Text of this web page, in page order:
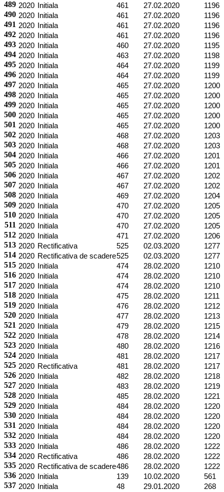
489 2020 Initiala 461 27.02.2020 1196
490 2020 Initiala 461 27.02.2020 1196
491 2020 Initiala 461 27.02.2020 1196
492 2020 Initiala 461 27.02.2020 1196
493 2020 Initiala 460 27.02.2020 1195
494 2020 Initiala 463 27.02.2020 1198
495 2020 Initiala 464 27.02.2020 1199
496 2020 Initiala 464 27.02.2020 1199
497 2020 Initiala 465 27.02.2020 1200
498 2020 Initiala 465 27.02.2020 1200
499 2020 Initiala 465 27.02.2020 1200
500 2020 Initiala 465 27.02.2020 1200
501 2020 Initiala 465 27.02.2020 1200
502 2020 Initiala 468 27.02.2020 1203
503 2020 Initiala 468 27.02.2020 1203
504 2020 Initiala 466 27.02.2020 1201
505 2020 Initiala 466 27.02.2020 1201
506 2020 Initiala 467 27.02.2020 1202
507 2020 Initiala 467 27.02.2020 1202
508 2020 Initiala 469 27.02.2020 1204
509 2020 Initiala 470 27.02.2020 1205
510 2020 Initiala 470 27.02.2020 1205
511 2020 Initiala 470 27.02.2020 1205
512 2020 Initiala 471 27.02.2020 1206
513 2020 Rectificativa 525 02.03.2020 1277
514 2020 Rectificativa de scadere525 02.03.2020 1277
515 2020 Initiala 474 28.02.2020 1210
516 2020 Initiala 474 28.02.2020 1210
517 2020 Initiala 474 28.02.2020 1210
518 2020 Initiala 475 28.02.2020 1211
519 2020 Initiala 476 28.02.2020 1212
520 2020 Initiala 477 28.02.2020 1213
521 2020 Initiala 479 28.02.2020 1215
522 2020 Initiala 478 28.02.2020 1214
523 2020 Initiala 480 28.02.2020 1216
524 2020 Initiala 481 28.02.2020 1217
525 2020 Rectificativa 481 28.02.2020 1217
526 2020 Initiala 482 28.02.2020 1218
527 2020 Initiala 483 28.02.2020 1219
528 2020 Initiala 485 28.02.2020 1221
529 2020 Initiala 484 28.02.2020 1220
530 2020 Initiala 484 28.02.2020 1220
531 2020 Initiala 484 28.02.2020 1220
532 2020 Initiala 484 28.02.2020 1220
533 2020 Initiala 486 28.02.2020 1222
534 2020 Rectificativa 486 28.02.2020 1222
535 2020 Rectificativa de scadere486 28.02.2020 1222
536 2020 Initiala 139 10.02.2020 561
537 2020 Initiala 48 29.01.2020 268